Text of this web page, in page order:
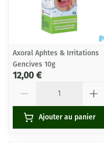
Axoral Aphtes & Irritations
Gencives 10g
12,00 €
Ajouter au panier